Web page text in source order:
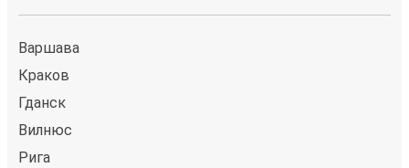
Варшава
Краков
Гданск
Вилнюс
Рига